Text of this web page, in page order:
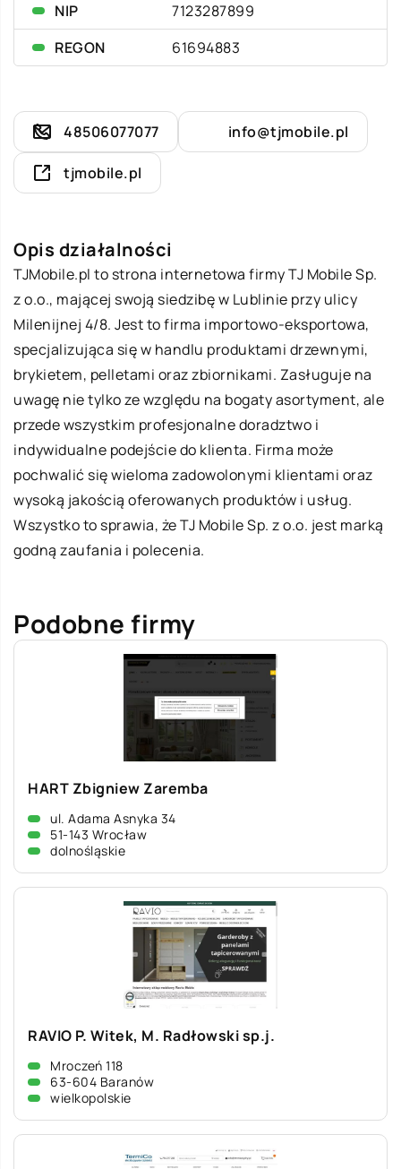
NIP
7123287899
REGON
61694883
48506077077 info@tjmobile.pl
tjmobile.pl
Opis działalności
TJMobile.pl to strona internetowa firmyTJ MobileSp.
z o.o., mającej swoją siedzibę w Lublinie przy ulicy
Milenijnej 4/8. Jest to firma importowo-eksportowa,
specjalizująca się w handlu produktami drzewnymi,
brykietem, pelletami oraz zbiornikami. Zasługuje na
uwagę nie tylko ze względu na bogaty asortyment, ale
przede wszystkim profesjonalne doradztwo i
indywidualne podejście do klienta. Firma może
pochwalić się wieloma zadowolonymi klientami oraz
wysoką jakością oferowanych produktów i usług.
Wszystko to sprawia, że TJ Mobile Sp. z o.o. jest marką
godną zaufania i polecenia.
Podobne firmy
HART Zbigniew Zaremba
ul. Adama Asnyka 34
51-143 Wrocław
dolnośląskie
RAVIO P. Witek, M. Radłowski sp.j.
Mroczeń 118
63-604 Baranów
wielkopolskie